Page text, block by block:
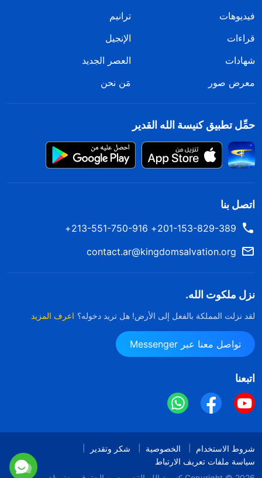
فيديوهات
ترانيم
قراءات
الإنجيل
شهادات
العصر الجديد
معرض صور
مَن نحن
حمِّل تطبيق كنيسة الله القدير
اتصل بنا
201-153-829-389+ 213-551-750-916+
contact.ar@kingdomsalvation.org
نزل ملكوت الله.
لقد نزلت المملكة بالفعل إلى الأرض! هل تريد دخوله؟ اعرف المزيد
تواصل معنا عبر Messenger
اتبعنا
شروط الاستخدام الخصوصية
شكر وتقدير
سياسة ملفات تعريف الارتباط